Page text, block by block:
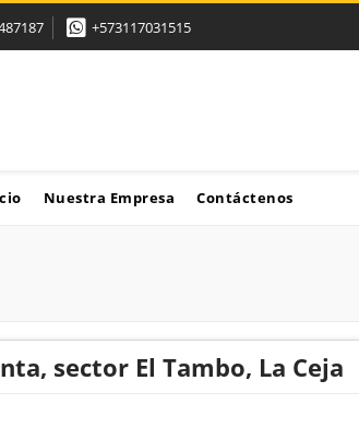
+573117031515
Nuestra Empresa Contáctenos
sector El Tambo, La Ceja